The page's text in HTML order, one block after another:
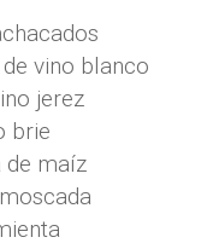
de vino blanco
jerez
brie
de maíz